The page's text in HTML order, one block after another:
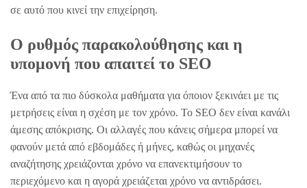
σε αυτό που κινεί την επιχείρηση.
Ο ρυθμός παρακολούθησης και η
υπομονή που απαιτεί το SEO
Ένα από τα πιο δύσκολα μαθήματα για όποιον ξεκινάει με τις
μετρήσεις είναι η σχέση με τον χρόνο. Το SEO δεν είναι κανάλι
άμεσης απόκρισης. Οι αλλαγές που κάνεις σήμερα μπορεί να
φανούν μετά από εβδομάδες ή μήνες, καθώς οι μηχανές
αναζήτησης χρειάζονται χρόνο να επανεκτιμήσουν το
περιεχόμενο και η αγορά χρειάζεται χρόνο να αντιδράσει.